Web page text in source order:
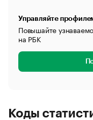
Управляйте
Повышайте
на РБК
Коды